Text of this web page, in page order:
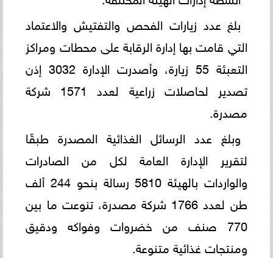
بلغ عدد زيارات الفحص والتفتيش والاعتماد
التي قامت بها إدارة الرقابة على محطات ومراكز
التعبئة 55 زيارة، وأصدرت الإدارة 3032 إذن
تصدير لحاصلات زراعية لعدد 1571 شركة
مصدرة.
وبلغ عدد الرسائل الغذائية المصدرة طبقًا
لتقرير الإدارة العامة لكل من الصادرات
والواردات بالهيئة 5810 رسالة بنحو 244 ألف
طن لعدد 1766 شركة مصدرة، تنوعت ما بين
770 صنف من خضروات وفواكه ودقيق
ومنتجات غذائية متنوعة.